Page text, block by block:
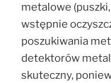
metalowe
wstępnie
poszukiwania
detektorów
skuteczny,